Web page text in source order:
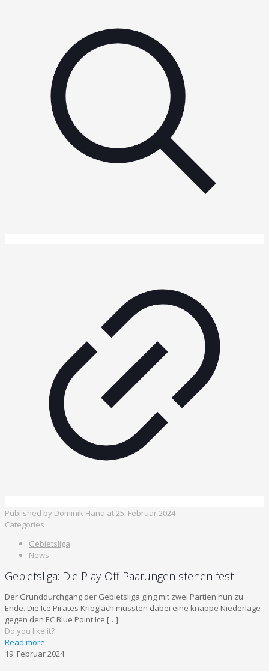
Published by Dominik Hana at25. Februar 2024
Categories
Gebietsliga
News
Gebietsliga: Die Play-Off Paarungen stehen fest
Der Grunddurchgang der Gebietsliga ging mit zwei Partien nun zu
Ende. Die Ice Pirates Krieglach mussten dabei eine knappe Niederlage
gegen den EC Blue Point Ice […]
Do you like it?
Read more
19. Februar 2024